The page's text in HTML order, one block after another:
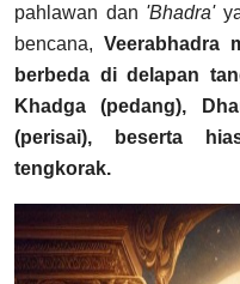
pahlawan dan 'Bhadra'
bencana,Veerabhadra
berbeda di delapan
Khadga (pedang),
(perisai), beserta
tengkorak.